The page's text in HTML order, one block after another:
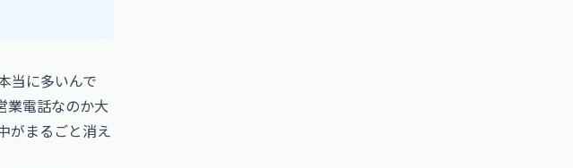
当に多いんで
業電話なのか大
がまるごと消え